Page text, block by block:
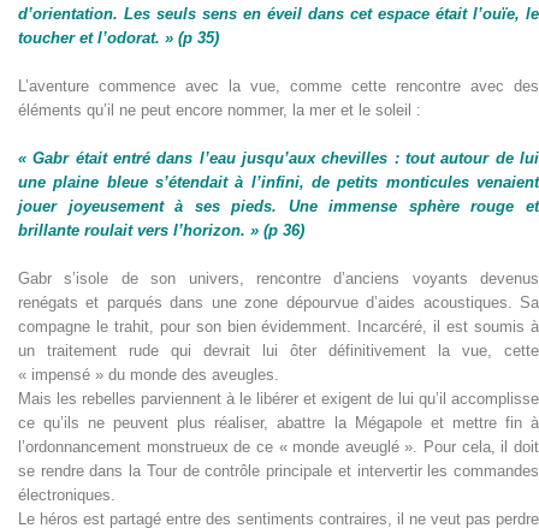
d’orientation. Les seuls sens en éveil dans cet espace était l’ouïe, le
toucher et l’odorat. » (p 35)
L’aventure commence avec la vue, comme cette rencontre avec des
éléments qu’il ne peut encore nommer, la mer et le soleil :
« Gabr était entré dans l’eau jusqu’aux chevilles : tout autour de lui
une plaine bleue s’étendait à l’infini, de petits monticules venaient
jouer joyeusement à ses pieds. Une immense sphère rouge et
brillante roulait vers l’horizon. » (p 36)
Gabr s’isole de son univers, rencontre d’anciens voyants devenus
renégats et parqués dans une zone dépourvue d’aides acoustiques. Sa
compagne le trahit, pour son bien évidemment. Incarcéré, il est soumis à
un traitement rude qui devrait lui ôter définitivement la vue, cette
« impensé » du monde des aveugles.
Mais les rebelles parviennent à le libérer et exigent de lui qu’il accomplisse
ce qu’ils ne peuvent plus réaliser, abattre la Mégapole et mettre fin à
l’ordonnancement monstrueux de ce « monde aveuglé ». Pour cela, il doit
se rendre dans la Tour de contrôle principale et intervertir les commandes
électroniques.
Le héros est partagé entre des sentiments contraires, il ne veut pas perdre